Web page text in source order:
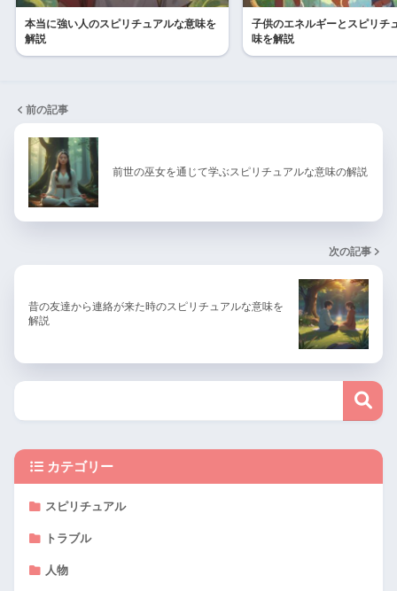
本当に強い人のスピリチュアルな意味を
解説
子供のエネルギーとスピリチ
味を解説
前の記事
前世の巫女を通じて学ぶスピリチュアルな意味の解説
次の記事
昔の友達から連絡が来た時のスピリチュアルな意味を
解説
カテゴリー
スピリチュアル
トラブル
人物